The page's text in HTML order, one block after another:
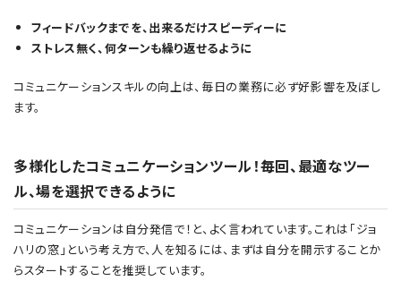
フィードバックまでを、出来るだけスピーディーに
ストレス無く、何ターンも繰り返せるように
コミュニケーションスキルの向上は、毎日の業務に必ず好影響を及ぼし
ます。
多様化したコミュニケーションツール！毎回、最適なツー
ル、場を選択できるように
コミュニケーションは自分発信で！と、よく言われています。これは「ジョ
ハリの窓」という考え方で、人を知るには、まずは自分を開示することか
らスタートすることを推奨しています。